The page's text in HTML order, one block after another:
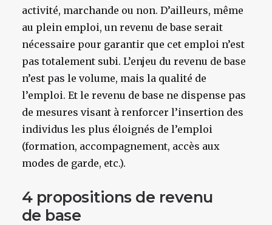
activité, marchande ou non. D’ailleurs, même
au plein emploi, un revenu de base serait
nécessaire pour garantir que cet emploi n’est
pas totalement subi. L’enjeu du revenu de base
n’est pas le volume, mais la qualité de
l’emploi. Et le revenu de base ne dispense pas
de mesures visant à renforcer l’insertion des
individus les plus éloignés de l’emploi
(formation, accompagnement, accès aux
modes de garde, etc.).
4 propositions de revenu
de base